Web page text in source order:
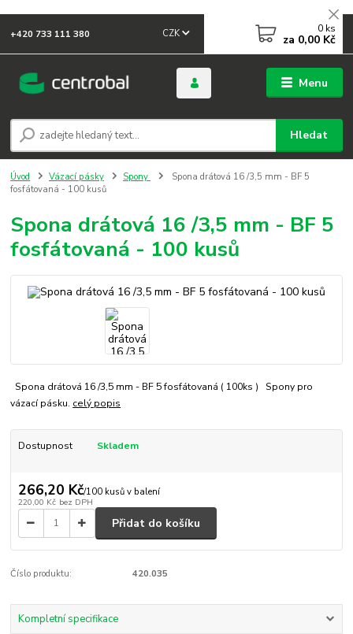
Menu
CZK
Hledat
+420 733 111 380 0 ks
za 0,00 Kč
Úvod Vázací pásky Spony
Spona drátová 16 /3,5 mm - BF 5
fosfátovaná - 100 kusů
Spona drátová 16 /3,5 mm - BF 5
fosfátovaná - 100 kusů
Spona drátová 16 /3,5 mm - BF 5 fosfátovaná ( 100ks ) Spony pro
vázací pásku. celý popis
Dostupnost Skladem
266,20 Kč/100 kusů v balení
220,00 Kč bez DPH
Přidat do košíku
Číslo produktu: 420.035
Kompletní specifikace